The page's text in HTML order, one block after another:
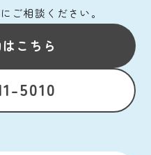
ご相談ください。
こちら
5010